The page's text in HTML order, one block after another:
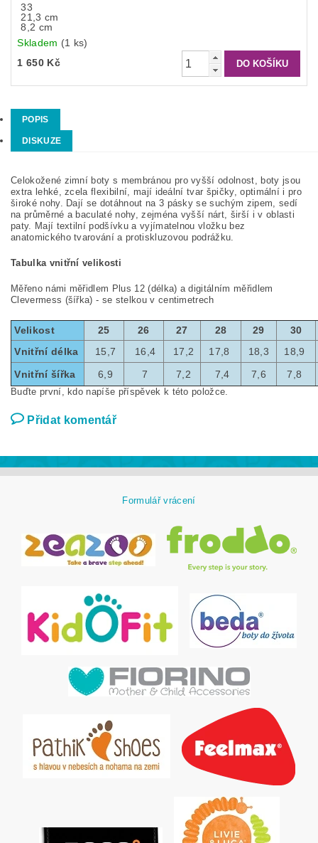
33
21,3 cm
8,2 cm
Skladem (1 ks)
1 650 Kč
POPIS
DISKUZE
Celokožené zimní boty s membránou pro vyšší odolnost, boty jsou
extra lehké, zcela flexibilní, mají ideální tvar špičky, optimální i pro
široké nohy. Dají se dotáhnout na 3 pásky se suchým zipem, sedí
na průměrné a baculaté nohy, zejména vyšší nárt, širší i v oblasti
paty. Mají textilní podšívku a vyjímatelnou vložku bez
anatomického tvarování a protiskluzovou podrážku.
Tabulka vnitřní velikosti
Měřeno námi měřidlem Plus 12 (délka) a digitálním měřidlem
Clevermess (šířka) - se stelkou v centimetrech
Velikost 25 26 27 28 29
30
Vnitřní délka
15,7 16,4 17,2 17,8 18,3
18,9
Vnitřní šířka
6,9 7 7,2 7,4 7,6 7,8
Buďte první, kdo napíše příspěvek k této položce.
Přidat komentář
Formulář vrácení